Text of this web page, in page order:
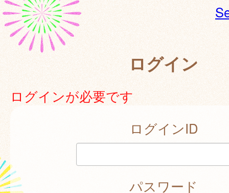
ログイン
ログインが必要です
ログインID
パスワード